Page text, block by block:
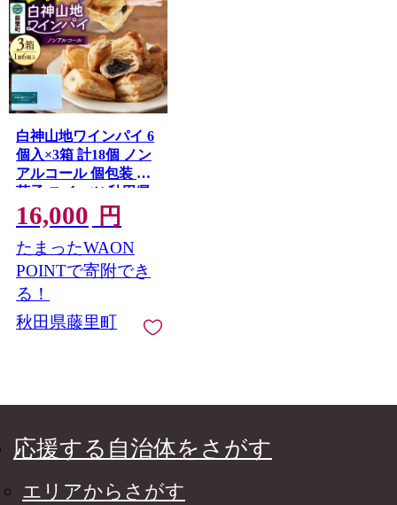
白神山地ワインパイ 6
個入×3箱 計18個 ノン
アルコール 個包装 洋
菓子 スイーツ 秋田県
藤里町
16,000 円
たまったWAON
POINTで寄附でき
る！
秋田県藤里町
応援する自治体をさがす
エリアからさがす